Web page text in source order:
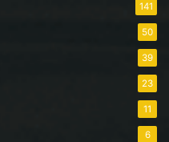
141
50
39
23
11
6